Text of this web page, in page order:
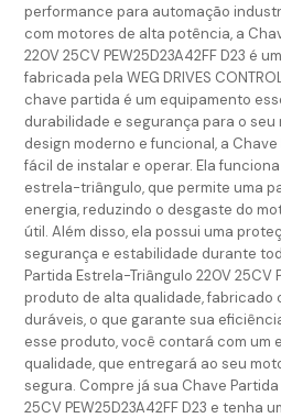
performance para automação
com motores de alta potência, a
220V 25CV PEW25D23A42FF D23 é
fabricada pela WEG DRIVES
chave partida é um equipamento
durabilidade e segurança para o seu
design moderno e funcional, a
fácil de instalar e operar. Ela
estrela-triângulo, que permite uma
energia, reduzindo o desgaste do
útil. Além disso, ela possui uma
segurança e estabilidade durante
Partida Estrela-Triângulo 220V 25CV
produto de alta qualidade, fabricado
duráveis, o que garante sua
esse produto, você contará com um
qualidade, que entregará ao seu
segura. Compre já sua Chave
25CV PEW25D23A42FF D23 e tenha